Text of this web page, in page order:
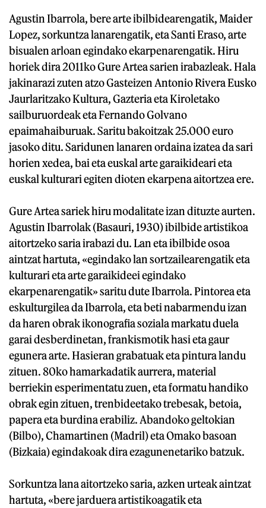
Agustin Ibarrola, bere arte ibilbidearengatik, Maider
Lopez, sorkuntza lanarengatik, eta Santi Eraso, arte
bisualen arloan egindako ekarpenarengatik. Hiru
horiek dira 2011ko Gure Artea sarien irabazleak. Hala
jakinarazi zuten atzo Gasteizen Antonio Rivera Eusko
Jaurlaritzako Kultura, Gazteria eta Kiroletako
sailburuordeak eta Fernando Golvano
epaimahaiburuak. Saritu bakoitzak 25.000 euro
jasoko ditu. Saridunen lanaren ordaina izatea da sari
horien xedea, bai eta euskal arte garaikideari eta
euskal kulturari egiten dioten ekarpena aitortzea ere.
Gure Artea sariek hiru modalitate izan dituzte aurten.
Agustin Ibarrolak (Basauri, 1930) ibilbide artistikoa
aitortzeko saria irabazi du. Lan eta ibilbide osoa
aintzat hartuta, «egindako lan sortzailearengatik eta
kulturari eta arte garaikideei egindako
ekarpenarengatik» saritu dute Ibarrola. Pintorea eta
eskulturgilea da Ibarrola, eta beti nabarmendu izan
da haren obrak ikonografia soziala markatu duela
garai desberdinetan, frankismotik hasi eta gaur
egunera arte. Hasieran grabatuak eta pintura landu
zituen. 80ko hamarkadatik aurrera, material
berriekin esperimentatu zuen, eta formatu handiko
obrak egin zituen, trenbideetako trebesak, betoia,
papera eta burdina erabiliz. Abandoko geltokian
(Bilbo), Chamartinen (Madril) eta Omako basoan
(Bizkaia) egindakoak dira ezagunenetariko batzuk.
Sorkuntza lana aitortzeko saria, azken urteak aintzat
hartuta, «bere jarduera artistikoagatik eta